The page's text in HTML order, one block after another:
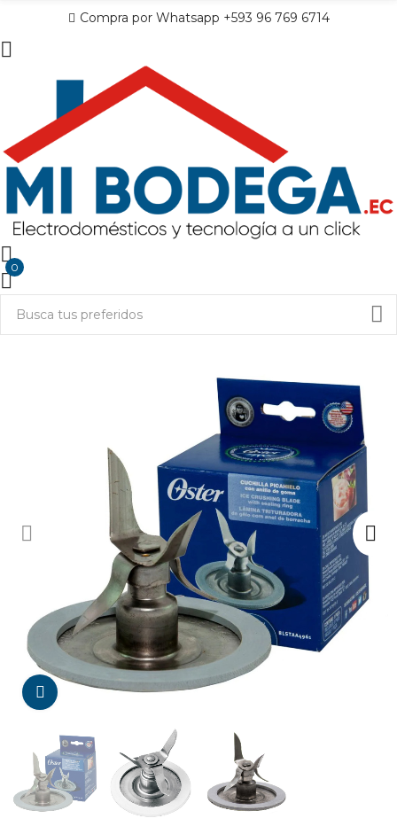
Compra por Whatsapp +593 96 769 6714
0
Da click para agrandar